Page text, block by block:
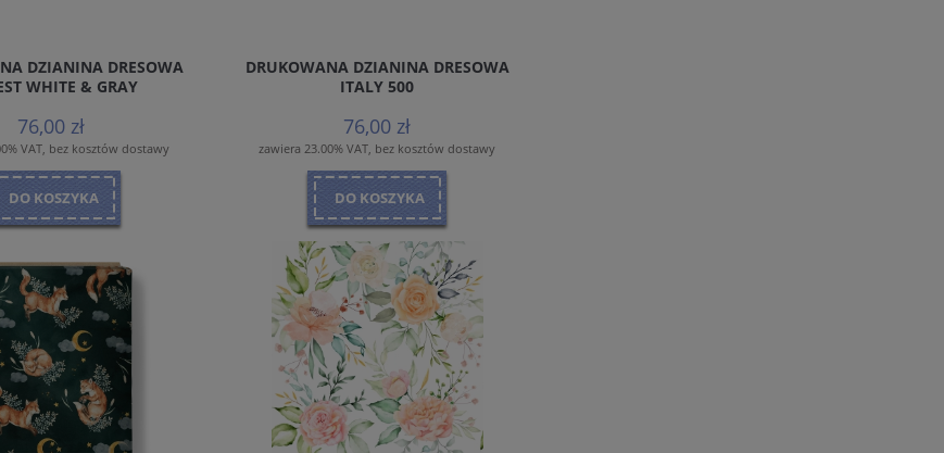
DZIANINA DRESOWA
WHITE & GRAY
76,00 zł
VAT, bez kosztów dostawy
DO KOSZYKA
DRUKOWANA DZIANINA DRESOWA
ITALY 500
76,00 zł
zawiera 23.00% VAT, bez kosztów dostawy
DO KOSZYKA